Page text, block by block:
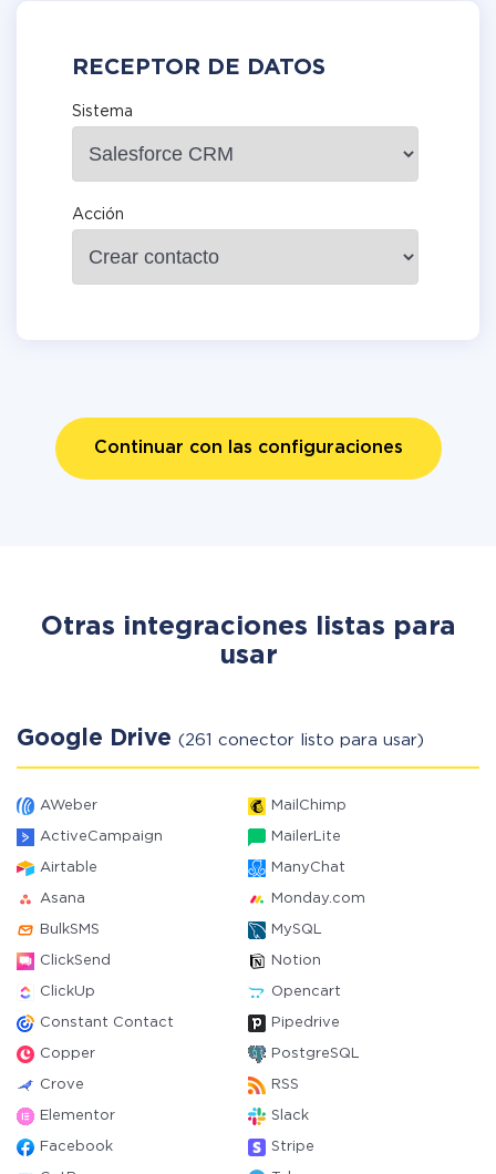
RECEPTOR DE DATOS
Sistema
Acción
Continuar con las configuraciones
Otras integraciones listas para
usar
Google Drive (261 conector listo para usar)
AWeber MailChimp
ActiveCampaign MailerLite
Airtable ManyChat
Asana Monday.com
BulkSMS MySQL
ClickSend Notion
ClickUp Opencart
Constant Contact Pipedrive
Copper PostgreSQL
Crove RSS
Elementor Slack
Facebook Stripe